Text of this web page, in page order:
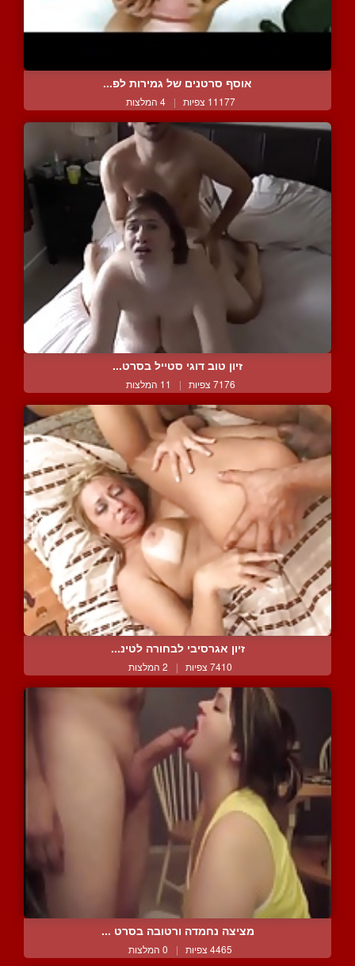
אוסף סרטנים של גמירות לפ...
11177 צפיות | 4 המלצות
זיון טוב דוגי סטייל בסרט...
7176 צפיות | 11 המלצות
זיון אגרסיבי לבחורה לטינ...
7410 צפיות | 2 המלצות
מציצה נחמדה ורטובה בסרט ...
4465 צפיות | 0 המלצות